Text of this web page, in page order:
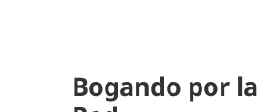
Bogando por la